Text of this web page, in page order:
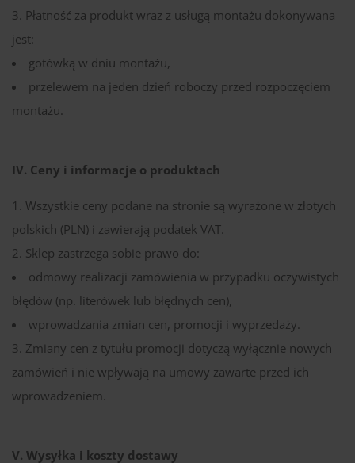
Płatność za produkt wraz z usługą montażu dokonywana
jest:
gotówką w dniu montażu,
przelewem na jeden dzień roboczy przed rozpoczęciem
montażu.
IV. Ceny i informacje o produktach
Wszystkie ceny podane na stronie są wyrażone w złotych
polskich (PLN) i zawierają podatek VAT.
Sklep zastrzega sobie prawo do:
odmowy realizacji zamówienia w przypadku oczywistych
błędów (np. literówek lub błędnych cen),
wprowadzania zmian cen, promocji i wyprzedaży.
Zmiany cen z tytułu promocji dotyczą wyłącznie nowych
zamówień i nie wpływają na umowy zawarte przed ich
wprowadzeniem.
V. Wysyłka i koszty dostawy